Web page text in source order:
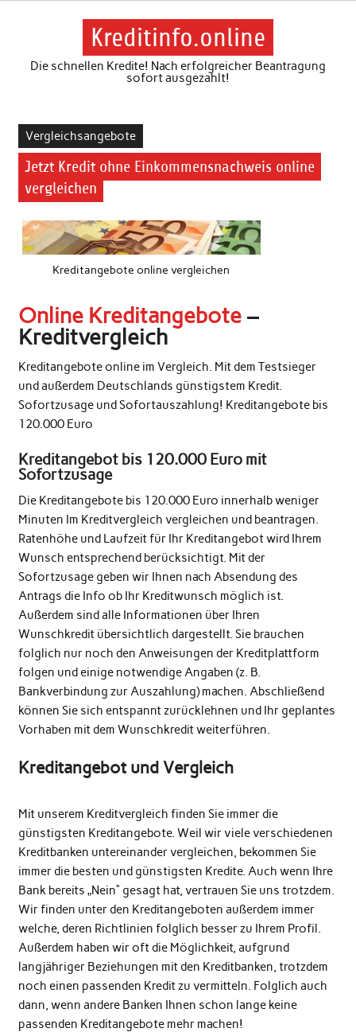
Skip
Kreditinfo.online
Die schnellen Kredite! Nach erfolgreicher Beantragung
sofort ausgezahlt!
Vergleichsangebote
Jetzt Kredit ohne Einkommensnachweis online
vergleichen
Kreditangebote online vergleichen
Online Kreditangebote–
Kreditvergleich
Kreditangebote online im Vergleich. Mit dem Testsieger
und außerdem Deutschlands günstigstem Kredit.
Sofortzusage und Sofortauszahlung! Kreditangebote bis
120.000 Euro
Kreditangebot bis 120.000 Euro mit
Sofortzusage
Die Kreditangebote bis 120.000 Euro innerhalb weniger
Minuten Im Kreditvergleich vergleichen und beantragen.
Ratenhöhe und Laufzeit für Ihr Kreditangebot wird Ihrem
Wunsch entsprechend berücksichtigt. Mit der
Sofortzusage geben wir Ihnen nach Absendung des
Antrags die Info ob Ihr Kreditwunsch möglich ist.
Außerdem sind alle Informationen über Ihren
Wunschkredit übersichtlich dargestellt. Sie brauchen
folglich nur noch den Anweisungen der Kreditplattform
folgen und einige notwendige Angaben (z. B.
Bankverbindung zur Auszahlung) machen. Abschließend
können Sie sich entspannt zurücklehnen und Ihr geplantes
Vorhaben mit dem Wunschkredit weiterführen.
Kreditangebot und Vergleich
Mit unserem Kreditvergleich finden Sie immer die
günstigsten Kreditangebote. Weil wir viele verschiedenen
Kreditbanken untereinander vergleichen, bekommen Sie
immer die besten und günstigsten Kredite. Auch wenn Ihre
Bank bereits „Nein“ gesagt hat, vertrauen Sie uns trotzdem.
Wir finden unter den Kreditangeboten außerdem immer
welche, deren Richtlinien folglich besser zu Ihrem Profil.
Außerdem haben wir oft die Möglichkeit, aufgrund
langjähriger Beziehungen mit den Kreditbanken, trotzdem
noch einen passenden Kredit zu vermitteln. Folglich auch
dann, wenn andere Banken Ihnen schon lange keine
passenden Kreditangebote mehr machen!